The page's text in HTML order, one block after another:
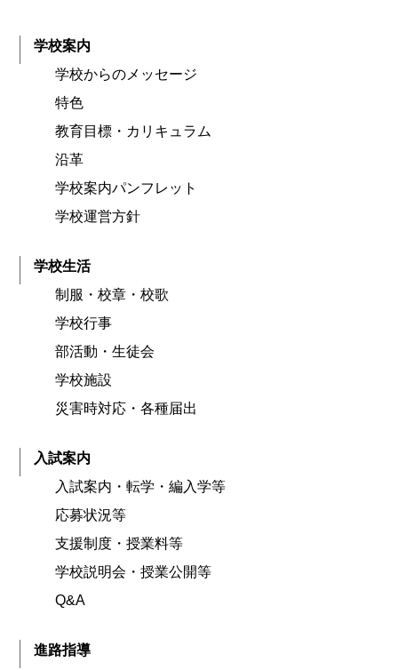
学校案内
学校からのメッセージ
特色
教育目標・カリキュラム
沿革
学校案内パンフレット
学校運営方針
学校生活
制服・校章・校歌
学校行事
部活動・生徒会
学校施設
災害時対応・各種届出
入試案内
入試案内・転学・編入学等
応募状況等
支援制度・授業料等
学校説明会・授業公開等
Q&A
進路指導